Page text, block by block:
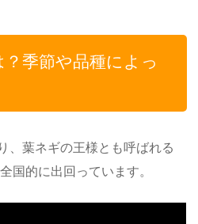
季節や品種によっ
、葉ネギの王様とも呼ばれる
国的に出回っています。